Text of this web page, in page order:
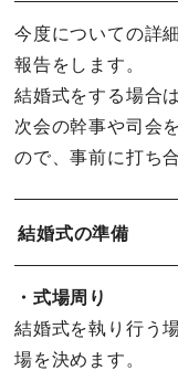
今度についての詳
報告をします。
結婚式をする場合
次会の幹事や司会
ので、事前に打ち
結婚式の準備
・式場周り
結婚式を執り行う
場を決めます。